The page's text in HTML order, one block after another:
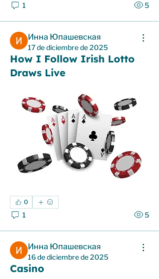
1 5
Инна Юпашевская
17 de diciembre de 2025
How I Follow Irish Lotto
Draws Live
0
1 5
Инна Юпашевская
16 de diciembre de 2025
Casino